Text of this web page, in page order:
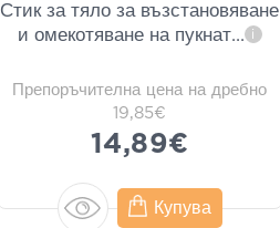
Стик за тяло за възстановяване
и омекотяване на пукнат... i
Препоръчителна цена на дребно
19,85€
14,89€
Купува